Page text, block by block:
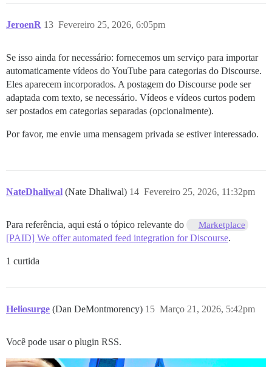
JeroenR Fevereiro 25, 2026, 6:05pm
13
Se isso ainda for necessário: fornecemos um serviço para importar
automaticamente vídeos do YouTube para categorias do Discourse.
Eles aparecem incorporados. A postagem do Discourse pode ser
adaptada com texto, se necessário. Vídeos e vídeos curtos podem
ser postados em categorias separadas (opcionalmente).
Por favor, me envie uma mensagem privada se estiver interessado.
NateDhaliwal (Nate Dhaliwal) Fevereiro 25, 2026, 11:32pm
14
Para referência, aqui está o tópico relevante do Marketplace
[PAID] We offer automated feed integration for Discourse.
1 curtida
Heliosurge (Dan DeMontmorency) Março 21, 2026, 5:42pm
15
Você pode usar o plugin RSS.